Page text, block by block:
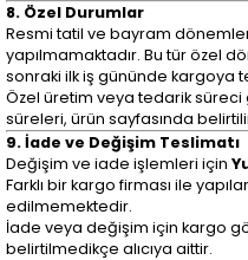
8. Özel Durumlar
Resmi tatil ve bayram
yapılmamaktadır. Bu tür özel
sonraki ilk iş gününde kargoya
Özel üretim veya tedarik
süreleri, ürün sayfasında
9. İade ve Değişim Teslimatı
Değişim ve iade işlemleri için
Farklı bir kargo firması ile
edilmemektedir.
İade veya değişim için kargo
belirtilmedikçe alıcıya aittir.